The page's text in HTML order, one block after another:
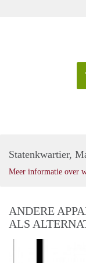
Statenkwartier,
Meer informatie over
ANDERE
ALS